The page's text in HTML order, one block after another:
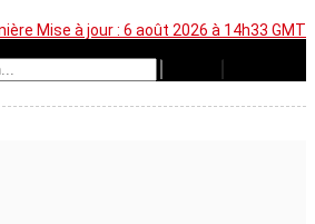
Mise à jour : 6 août 2026 à 14h33 GMT